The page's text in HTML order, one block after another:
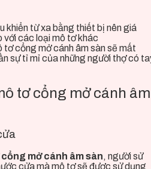
khiển từ xa bằng thiết bị nên giá
với các loại mô tơ khác
tơ cổng mở cánh âm sàn sẽ mất
sự tỉ mỉ của những người thợ có
tơ cổng mở cánh âm
mở cánh âm sàn, người sử
cửa mà mô tơ sẽ được sử dụng